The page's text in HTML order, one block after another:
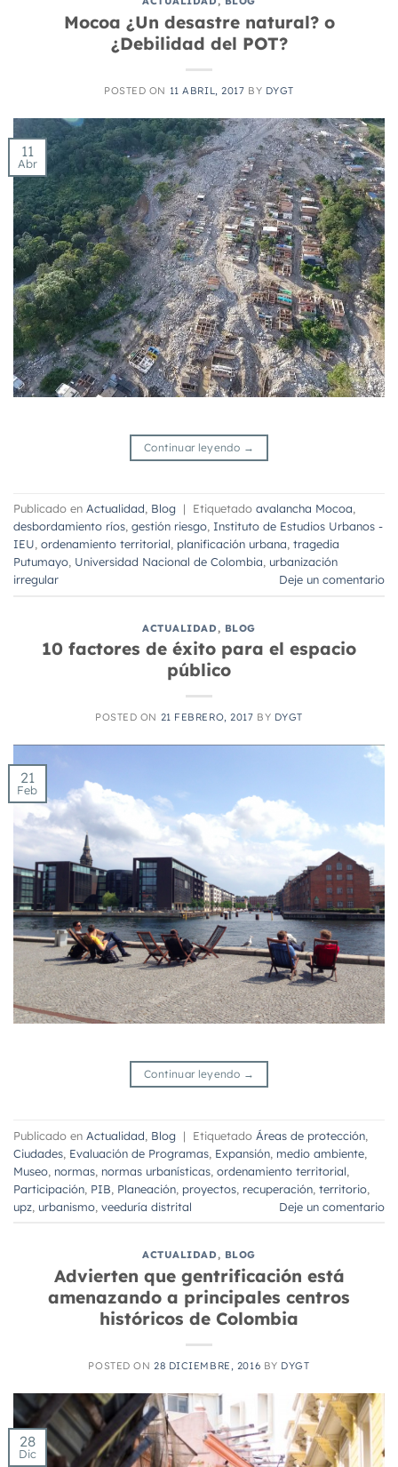
Mocoa ¿Un desastre natural? o
¿Debilidad del POT?
POSTED ON 11 ABRIL, 2017 BY DYGT
11
Abr
Continuar leyendo →
Publicado en Actualidad Blog | Etiquetado avalancha Mocoa
desbordamiento ríos gestión riesgo Instituto de Estudios Urbanos -
IEU ordenamiento territorial planificación urbana tragedia
Putumayo Universidad Nacional de Colombia urbanización
irregular
Deje un comentario
ACTUALIDAD , BLOG
10 factores de éxito para el espacio
público
POSTED ON 21 FEBRERO, 2017 BY DYGT
21
Feb
Continuar leyendo →
Publicado en Actualidad Blog | Etiquetado Áreas de protección
Ciudades Evaluación de Programas Expansión medio ambiente
Museo normas normas urbanísticas ordenamiento territorial
Participación PIB Planeación proyectos recuperación territorio
upz urbanismo veeduría distrital Deje un comentario
ACTUALIDAD, BLOG
Advierten que gentrificación está
amenazando a principales centros
históricos de Colombia
POSTED ON 28 DICIEMBRE, 2016 BY DYGT
28
Dic